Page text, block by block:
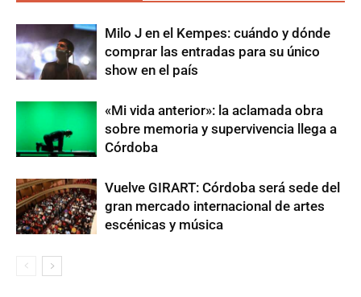
Milo J en el Kempes: cuándo y dónde
comprar las entradas para su único
show en el país
«Mi vida anterior»: la aclamada obra
sobre memoria y supervivencia llega a
Córdoba
Vuelve GIRART: Córdoba será sede del
gran mercado internacional de artes
escénicas y música